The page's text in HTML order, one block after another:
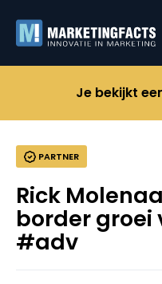
Je bekijkt
PARTNER
Rick
border groei
#adv